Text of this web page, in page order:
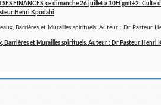
SES FINANCES, ce dimanche 26 juillet à 10H gmt+2:
Henri Kpodahi
Barrières et Murailles spirituels. Auteur : Dr Pasteur Henri